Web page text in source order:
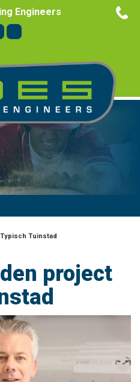
Engineers
Typisch Tuinstad
project